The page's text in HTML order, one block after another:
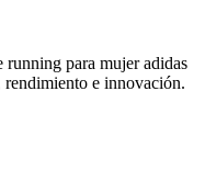
running para mujer adidas
e innovación.